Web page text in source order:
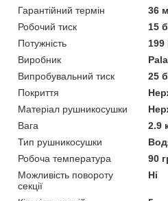
Гарантійний термін
36
Робочий тиск
15
Потужність
199
Виробник
Випробувальний тиск
25
Покриття
Матеріал рушникосушки
Вага
2.9
Тип рушникосушки
Робоча температура
90
Можливість повороту
секції
Ні